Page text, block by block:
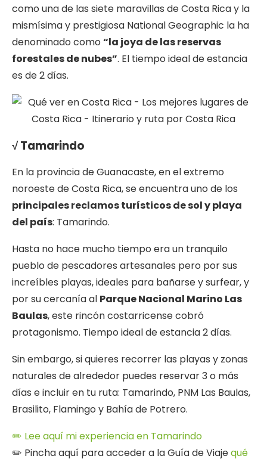
como una de las siete maravillas de Costa Rica y la
mismísima y prestigiosa National Geographic la ha
denominado como “la joya de las reservas
forestales de nubes”. El tiempo ideal de estancia
es de 2 días.
√ Tamarindo
En la provincia de Guanacaste, en el extremo
noroeste de Costa Rica, se encuentra uno de los
principales reclamos turísticos de sol y playa
del país: Tamarindo.
Hasta no hace mucho tiempo era un tranquilo
pueblo de pescadores artesanales pero por sus
increíbles playas, ideales para bañarse y surfear, y
por su cercanía al Parque Nacional Marino Las
Baulas, este rincón costarricense cobró
protagonismo. Tiempo ideal de estancia 2 días.
Sin embargo, si quieres recorrer las playas y zonas
naturales de alrededor puedes reservar 3 o más
días e incluir en tu ruta: Tamarindo, PNM Las Baulas,
Brasilito, Flamingo y Bahía de Potrero.
✏️ Lee aquí mi experiencia en Tamarindo
✏️ Pincha aquí para acceder a la Guía de Viajequé